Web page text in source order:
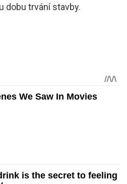
dobu trvání stavby.